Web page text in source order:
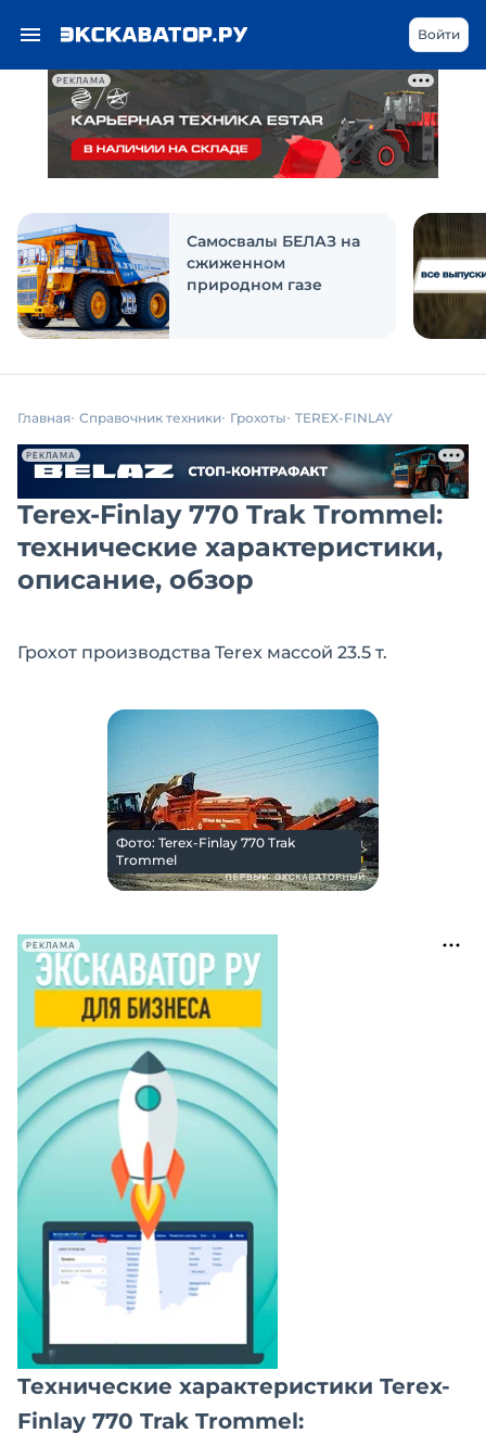
РЕКЛАМА
Войти
Самосвалы БЕЛАЗ на
сжиженном
природном газе
Главная Справочник техники Грохоты TEREX-FINLAY
РЕКЛАМА
Terex-Finlay 770 Trak Trommel:
технические характеристики,
описание, обзор
Грохот производства Terex массой 23.5 т.
Фото: Terex-Finlay 770 Trak
Trommel
РЕКЛАМА
Технические характеристики Terex-
Finlay 770 Trak Trommel: